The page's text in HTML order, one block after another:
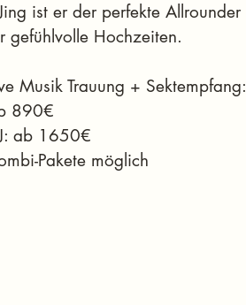
ist er der perfekte Allrounder
gefühlvolle Hochzeiten.
Musik Trauung + Sektempfang:
890€
ab 1650€
Pakete möglich